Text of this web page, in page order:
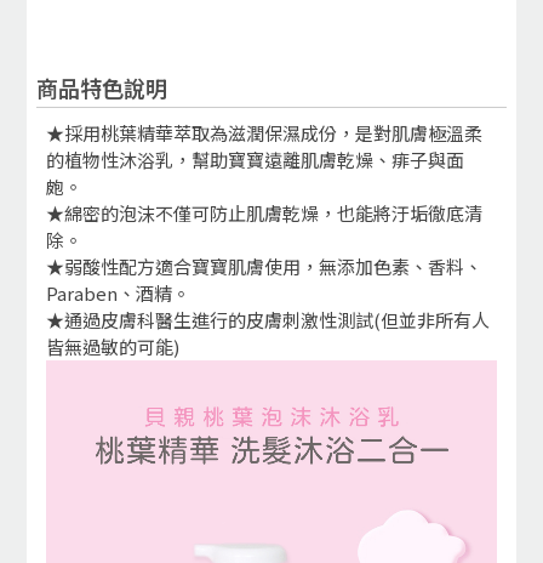
商品特色說明
★採用桃葉精華萃取為滋潤保濕成份，是對肌膚極溫柔
的植物性沐浴乳，幫助寶寶遠離肌膚乾燥、痱子與面
皰。
★綿密的泡沫不僅可防止肌膚乾燥，也能將汙垢徹底清
除。
★弱酸性配方適合寶寶肌膚使用，無添加色素、香料、
Paraben、酒精。
★通過皮膚科醫生進行的皮膚刺激性測試(但並非所有人
皆無過敏的可能)